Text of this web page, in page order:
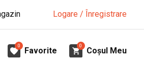
Logare / Înregistrare
0
Favorite
0
Coșul Meu